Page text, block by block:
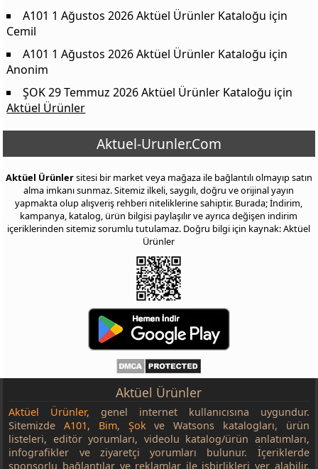
A101 1 Ağustos 2026 Aktüel Ürünler Kataloğu için
Cemil
A101 1 Ağustos 2026 Aktüel Ürünler Kataloğu için
Anonim
ŞOK 29 Temmuz 2026 Aktüel Ürünler Kataloğu için
Aktüel Ürünler
Aktuel-Urunler.Com
Aktüel Ürünlersitesi bir market veya mağaza ile bağlantılı olmayıp satın
alma imkanı sunmaz. Sitemiz ilkeli, saygılı, doğru ve orijinal yayın
yapmakta olup alışveriş rehberi niteliklerine sahiptir. Burada; İndirim,
kampanya, katalog, ürün bilgisi paylaşılır ve ayrıca değişen indirim
içeriklerinden sitemiz sorumlu tutulamaz. Doğru bilgi için kaynak: Aktüel
Ürünler
Aktüel Ürünler
Aktüel Ürünler, genel internet kullanıcısına uygundur.
SitemizdeA101, Bim, Şokve Watsons katalogları, ürün
listeleri, editör yorumları, videolu katalog/ürün anlatımları,
infografikler ve ziyaretçi yorumları bulunur. İçeriklerde
sponsorlu bağlantılar ve reklamlar ile işbirlikleri yer alabilir.